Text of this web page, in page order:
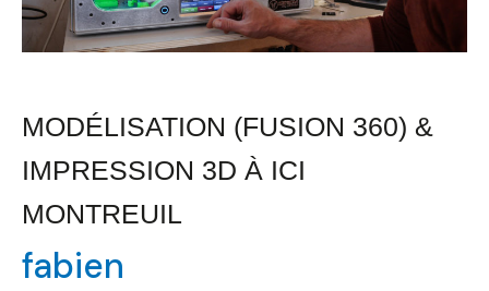
MODÉLISATION (FUSION 360) &
IMPRESSION 3D À ICI
MONTREUIL
fabien
ICI
Montreuil